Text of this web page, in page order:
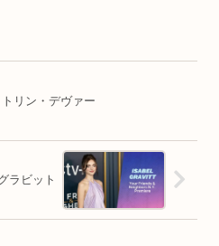
リン・デヴァー
ラビット